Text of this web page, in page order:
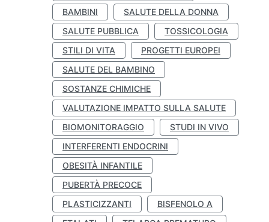
BAMBINI
SALUTE DELLA DONNA
SALUTE PUBBLICA
TOSSICOLOGIA
STILI DI VITA
PROGETTI EUROPEI
SALUTE DEL BAMBINO
SOSTANZE CHIMICHE
VALUTAZIONE IMPATTO SULLA SALUTE
BIOMONITORAGGIO
STUDI IN VIVO
INTERFERENTI ENDOCRINI
OBESITÀ INFANTILE
PUBERTÀ PRECOCE
PLASTICIZZANTI
BISFENOLO A